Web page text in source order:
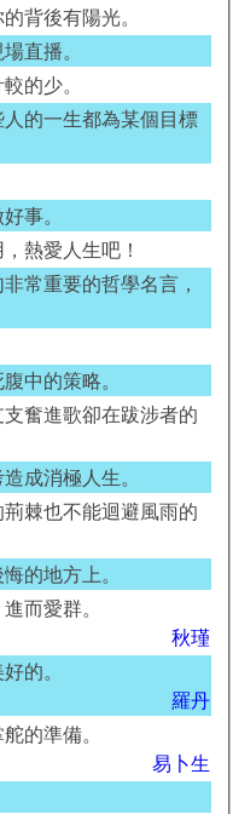
背後有陽光。
直播。
的少。
的一生都為某個目標
事。
熱愛人生吧！
常重要的哲學名言，
中的策略。
奮進歌卻在跋涉者的
成消極人生。
棘也不能迴避風雨的
的地方上。
而愛群。
秋瑾
的。
羅丹
的準備。
易卜生